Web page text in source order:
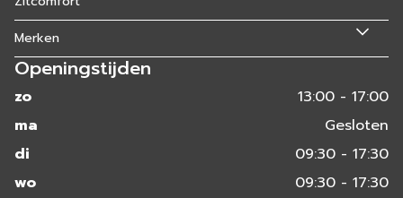
Merken
Openingstijden
zo
13:00 - 17:00
ma
Gesloten
di
09:30 - 17:30
wo
09:30 - 17:30